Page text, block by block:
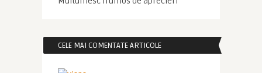
CELE MAI COMENTATE ARTICOLE